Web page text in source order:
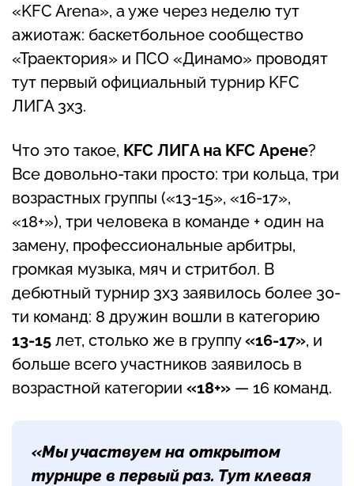
«KFC Arena», а уже через неделю тут
ажиотаж: баскетбольное сообщество
«Траектория» и ПСО «Динамо» проводят
тут первый официальный турнир KFC
ЛИГА 3х3.
Что это такое, KFC ЛИГА на KFC Арене?
Все довольно-таки просто: три кольца, три
возрастных группы («13-15», «16-17»,
«18+»), три человека в команде + один на
замену, профессиональные арбитры,
громкая музыка, мяч и стритбол. В
дебютный турнир 3х3 заявилось более 30-
ти команд: 8 дружин вошли в категорию
13-15 лет, столько же в группу«16-17», и
больше всего участников заявилось в
возрастной категории «18+» — 16 команд.
«Мы участвуем на открытом
турнире в первый раз. Тут клевая